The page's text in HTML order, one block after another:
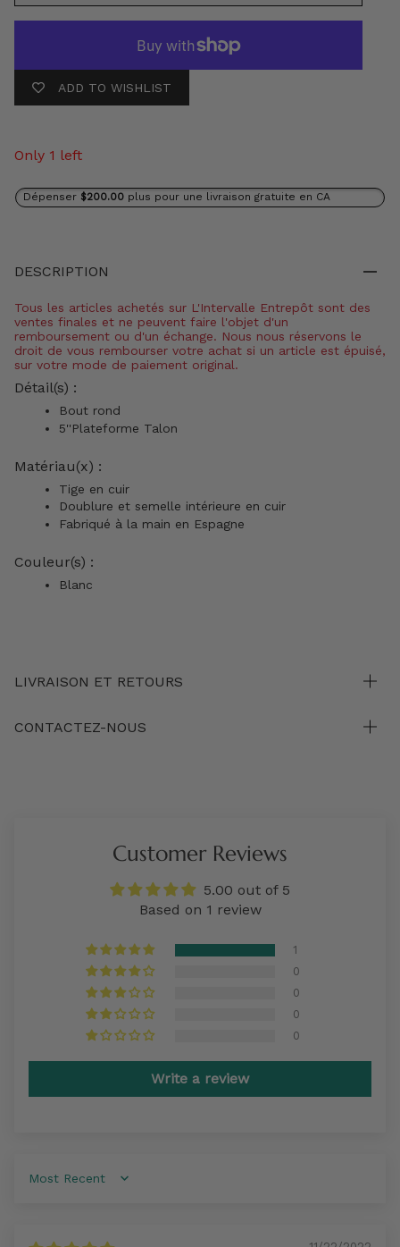
ADD TO WISHLIST
Only 1 left
Dépenser $200.00 plus pour une livraison gratuite en CA
DESCRIPTION
Tous les articles achetés sur L'Intervalle Entrepôt sont des
ventes finales et ne peuvent faire l'objet d'un
remboursement ou d'un échange. Nous nous réservons le
droit de vous rembourser votre achat si un article est épuisé,
sur votre mode de paiement original.
Détail(s) :
Bout rond
5''Plateforme Talon
Matériau(x) :
Tige en cuir
Doublure et semelle intérieure en cuir
Fabriqué à la main en Espagne
Couleur(s) :
Blanc
LIVRAISON ET RETOURS
CONTACTEZ-NOUS
Customer Reviews
5.00 out of 5
Based on 1 review
1
0
0
0
0
Write a review
Sort by